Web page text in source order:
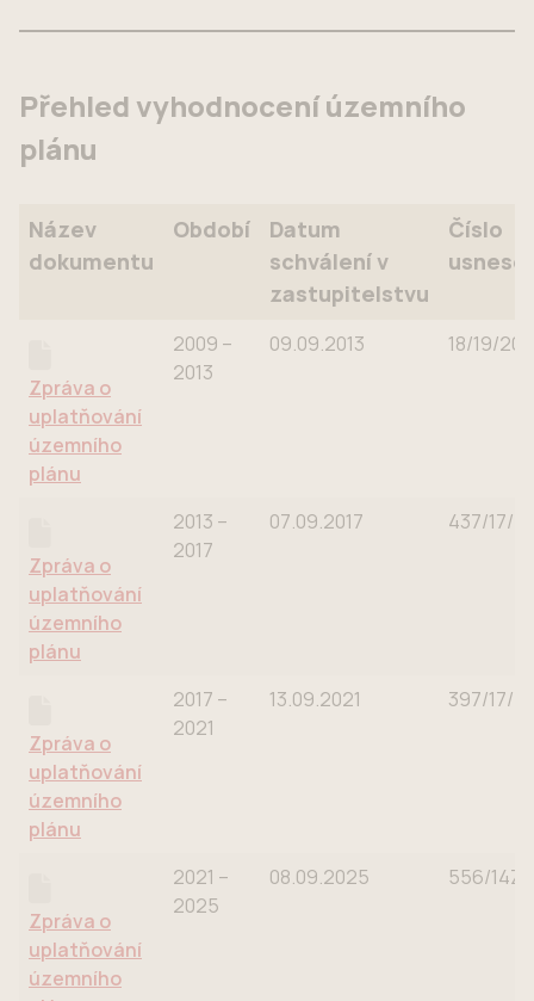
Přehled vyhodnocení územního
plánu
Název
dokumentu
Období
Datum
schválení v
zastupitelstvu
Číslo
Období
Datum
Číslo
Zpráva o
uplatňování
územního
plánu
2009 –
2013
09.09.2013 18/19/
Zpráva o
uplatňování
územního
plánu
2013 –
2017
07.09.2017 437/17/
Zpráva o
uplatňování
územního
plánu
2017 –
2021
13.09.2021 397/17/
Zpráva o
uplatňování
územního
2021 –
2025
08.09.2025 556/